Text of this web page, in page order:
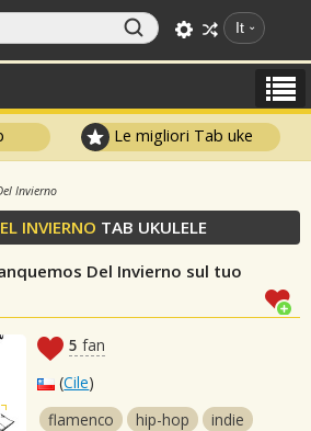
It
Le migliori Tab uke
Invierno
INVIERNO TAB UKULELE
Del Invierno sul tuo
5 fan
(Cile)
flamenco
hip-hop
indie